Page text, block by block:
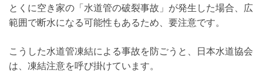
とくに空き家の「水道管の破裂事故」が発生した場合、広
範囲で断水になる可能性もあるため、要注意です。
こうした水道管凍結による事故を防ごうと、日本水道協会
は、凍結注意を呼び掛けています。